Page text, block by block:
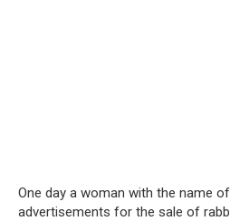
One day a woman with the name
advertisements for the sale of